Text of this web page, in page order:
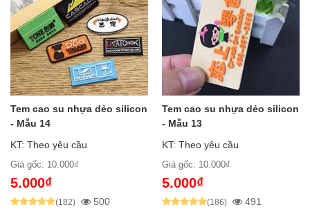
Tem cao su nhựa dẻo silicon
- Mẫu 14
KT: Theo yêu cầu
Giá gốc: 10.000₫
5.000₫
(182) 500
Tem cao su nhựa dẻo silicon
- Mẫu 13
KT: Theo yêu cầu
Giá gốc: 10.000₫
5.000₫
(186) 491